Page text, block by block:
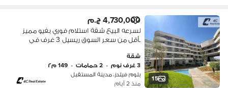
15
4,730,000 ج.م
لسرعه البيع شقة استلام فوري بفيو مميز
بأقل من سعر السوق ريسيل 3 غرف في
بجوار مدينتي وسراي للبيع
شقة
3 غرف نوم
• 2 حمامات • 149 م٢
بلوم فيلدز، مدينة المستقبل
منذ 2 أيام